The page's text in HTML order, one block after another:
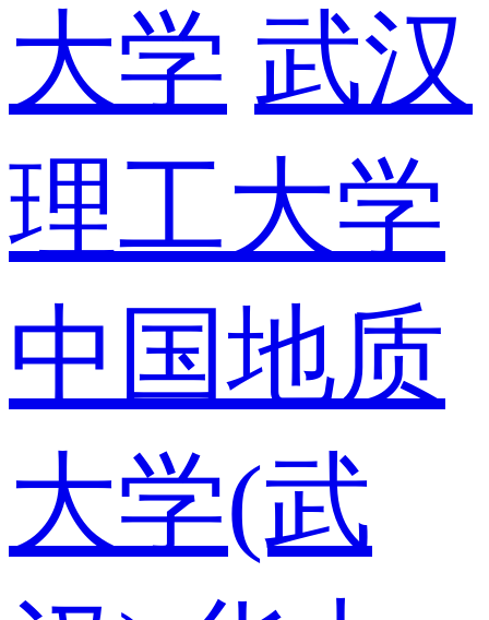
大学 武汉
理工大学
中国地质
大学(武